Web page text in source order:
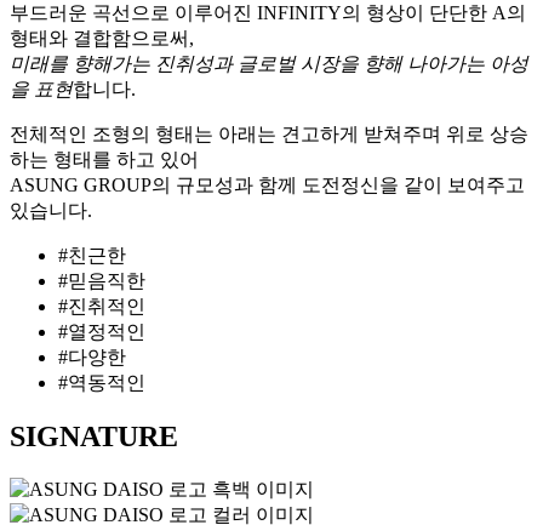
부드러운 곡선으로 이루어진 INFINITY의 형상이 단단한 A의
형태와 결합함으로써,
미래를 향해가는 진취성과 글로벌 시장을 향해 나아가는 아성
을 표현합니다.
전체적인 조형의 형태는 아래는 견고하게 받쳐주며 위로 상승
하는 형태를 하고 있어
ASUNG GROUP의 규모성과 함께 도전정신을 같이 보여주고
있습니다.
#친근한
#믿음직한
#진취적인
#열정적인
#다양한
#역동적인
SIGNATURE